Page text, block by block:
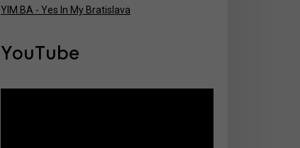
YIM.BA - Yes In My Bratislava
YouTube